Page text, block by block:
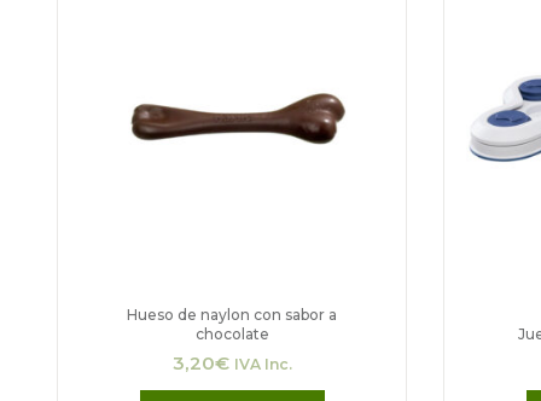
Hueso de naylon con sabor a
chocolate
3,20€ IVA Inc.